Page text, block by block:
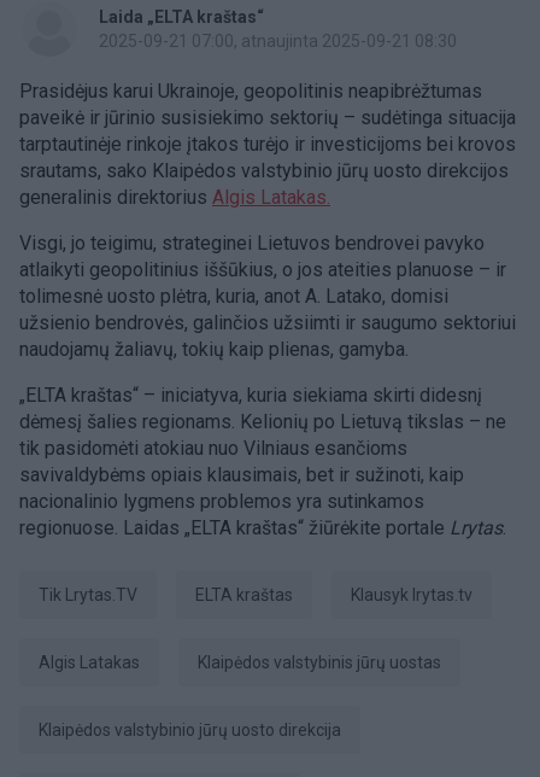
Laida „ELTA kraštas“
2025-09-21 07:00, atnaujinta 2025-09-21 08:30
Prasidėjus karui Ukrainoje, geopolitinis neapibrėžtumas
paveikė ir jūrinio susisiekimo sektorių – sudėtinga situacija
tarptautinėje rinkoje įtakos turėjo ir investicijoms bei krovos
srautams, sako Klaipėdos valstybinio jūrų uosto direkcijos
generalinis direktorius Algis Latakas.
Visgi, jo teigimu, strateginei Lietuvos bendrovei pavyko
atlaikyti geopolitinius iššūkius, o jos ateities planuose – ir
tolimesnė uosto plėtra, kuria, anot A. Latako, domisi
užsienio bendrovės, galinčios užsiimti ir saugumo sektoriui
naudojamų žaliavų, tokių kaip plienas, gamyba.
„ELTA kraštas“ – iniciatyva, kuria siekiama skirti didesnį
dėmesį šalies regionams. Kelionių po Lietuvą tikslas – ne
tik pasidomėti atokiau nuo Vilniaus esančioms
savivaldybėms opiais klausimais, bet ir sužinoti, kaip
nacionalinio lygmens problemos yra sutinkamos
regionuose. Laidas „ELTA kraštas“ žiūrėkite portale Lrytas.
tik Lrytas.TV ELTA kraštas Klausyk lrytas.tv
Algis Latakas Klaipėdos valstybinis jūrų uostas
Klaipėdos valstybinio jūrų uosto direkcija